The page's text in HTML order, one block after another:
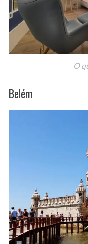
O
Belém